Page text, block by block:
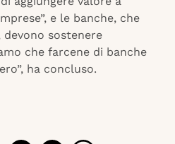
e le banche, che
devono sostenere
che farcene di banche
ha concluso.